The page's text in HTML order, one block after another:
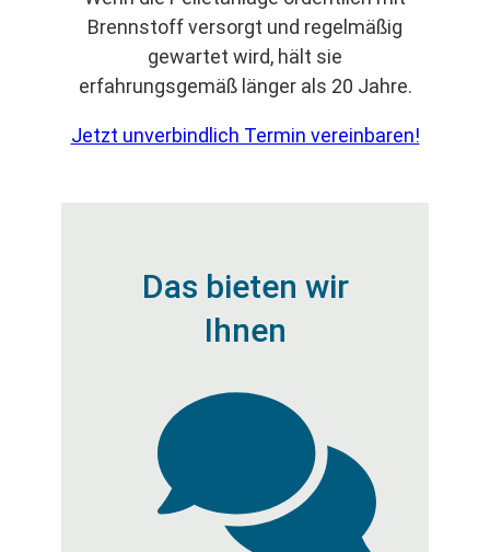
Brennstoff versorgt und regelmäßig
gewartet wird, hält sie
erfahrungsgemäß länger als 20 Jahre.
Jetzt unverbindlich Termin vereinbaren!
Das bieten wir
Ihnen